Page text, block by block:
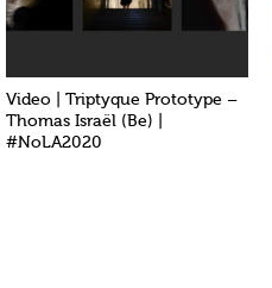
Video | Triptyque Prototype –
Thomas Israël (Be) |
#NoLA2020